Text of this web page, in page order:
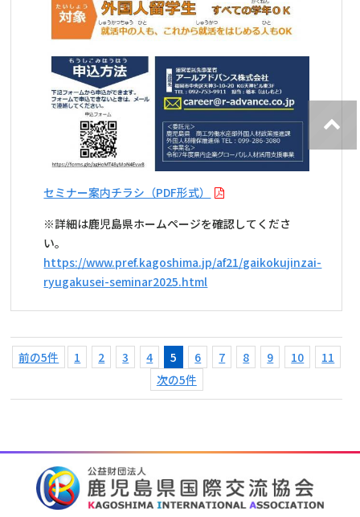
セミナー案内チラシ（PDF形式）
※詳細は鹿児島県ホームページを確認してくださ
い。
https://www.pref.kagoshima.jp/af21/gaikokujinzai-
ryugakusei-seminar2025.html
前の5件 1 2 3 4 5 6 7 8 9 10
11
次の5件